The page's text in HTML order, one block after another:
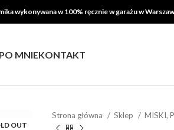
wykonywana w 100% ręcznie w garażu w
O MNIEKONTAKT
OUT
Strona główna Sklep MISKI,